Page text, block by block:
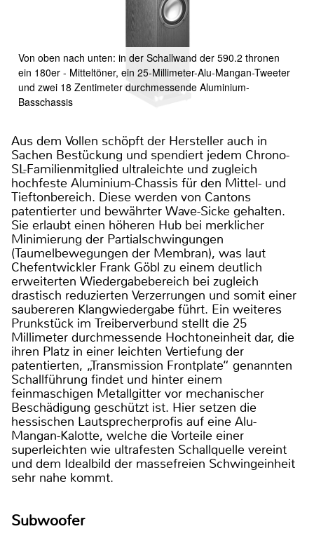
Von oben nach unten: in der Schallwand der 590.2 thronen
ein 180er - Mitteltöner, ein 25-Millimeter-Alu-Mangan-Tweeter
und zwei 18 Zentimeter durchmessende Aluminium-
Basschassis
Aus dem Vollen schöpft der Hersteller auch in
Sachen Bestückung und spendiert jedem Chrono-
SL-Familienmitglied ultraleichte und zugleich
hochfeste Aluminium-Chassis für den Mittel- und
Tieftonbereich. Diese werden von Cantons
patentierter und bewährter Wave-Sicke gehalten.
Sie erlaubt einen höheren Hub bei merklicher
Minimierung der Partialschwingungen
(Taumelbewegungen der Membran), was laut
Chefentwickler Frank Göbl zu einem deutlich
erweiterten Wiedergabebereich bei zugleich
drastisch reduzierten Verzerrungen und somit einer
saubereren Klangwiedergabe führt. Ein weiteres
Prunkstück im Treiberverbund stellt die 25
Millimeter durchmessende Hochtoneinheit dar, die
ihren Platz in einer leichten Vertiefung der
patentierten, „Transmission Frontplate“ genannten
Schallführung findet und hinter einem
feinmaschigen Metallgitter vor mechanischer
Beschädigung geschützt ist. Hier setzen die
hessischen Lautsprecherprofis auf eine Alu-
Mangan-Kalotte, welche die Vorteile einer
superleichten wie ultrafesten Schallquelle vereint
und dem Idealbild der massefreien Schwingeinheit
sehr nahe kommt.
Subwoofer